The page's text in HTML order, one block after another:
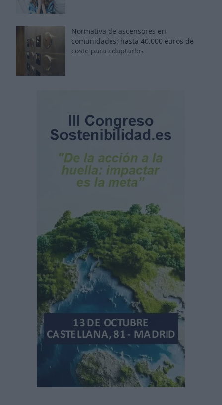
Normativa de ascensores en
comunidades: hasta 40.000 euros de
coste para adaptarlos